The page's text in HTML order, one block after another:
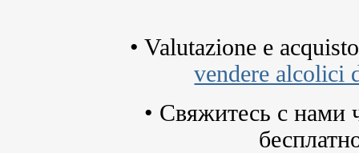
•Valutazione e
vendere alcolici
• Свяжитесь с нами